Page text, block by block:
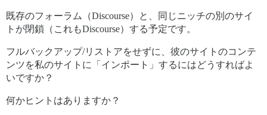
既存のフォーラム（Discourse）と、同じニッチの別のサイ
トが閉鎖（これもDiscourse）する予定です。
フルバックアップ/リストアをせずに、彼のサイトのコンテ
ンツを私のサイトに「インポート」するにはどうすればよ
いですか？
何かヒントはありますか？